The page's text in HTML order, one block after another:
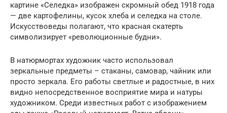
картине «Селедка» изображен скромный обед 1918 года
— две картофелины, кусок хлеба и селедка на столе.
Искусствоведы полагают, что красная скатерть
символизирует «революционные будни».
В натюрмортах художник часто использовал
зеркальные предметы – стаканы, самовар, чайник или
просто зеркала. Его работы светлые и радостные, в них
видно непосредственное восприятие мира и натуры
художником. Среди известных работ с изображением